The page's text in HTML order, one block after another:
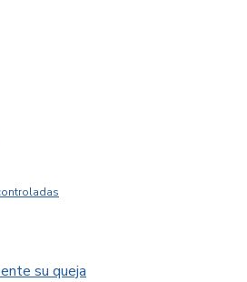
su queja